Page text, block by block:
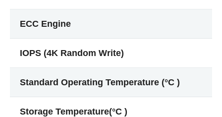
ECC Engine
IOPS (4K Random Write)
Standard Operating Temperature (°C )
Storage Temperature(°C )